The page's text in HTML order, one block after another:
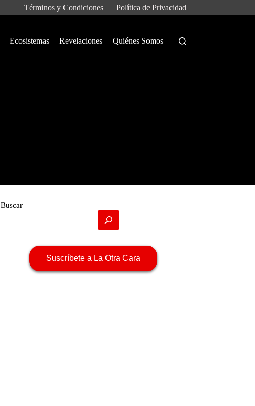
Términos y Condiciones Política de Privacidad
Ecosistemas Revelaciones Quiénes Somos
Buscar
Suscríbete a La Otra Cara